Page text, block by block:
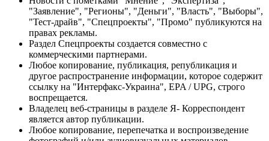
"Заявление", "Регионы", "Деньги", "Власть", "Выборы",
"Тест-драйв", "Спецпроекты", "Промо" публикуются на
правах рекламы.
Раздел Спецпроекты создается совместно с
коммерческими партнерами.
Любое копирование, публикация, републикация и
другое распространение информации, которое содержит
ссылку на "Интерфакс-Украина", EPA / UPG, строго
воспрещается.
Владелец веб-страницы в разделе Я- Корреспондент
является автор публикации.
Любое копирование, перепечатка и воспроизведение